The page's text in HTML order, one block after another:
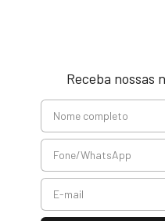
Receba nossas